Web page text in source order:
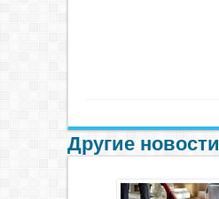
Другие новости